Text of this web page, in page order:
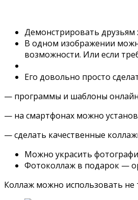
Демонстрировать
В одном изображении
возможности. Или если
Его довольно просто
— программы и шаблоны
— на смартфонах можно
— сделать качественные
Можно украсить
Фотоколлаж в подарок —
Коллаж можно использовать не